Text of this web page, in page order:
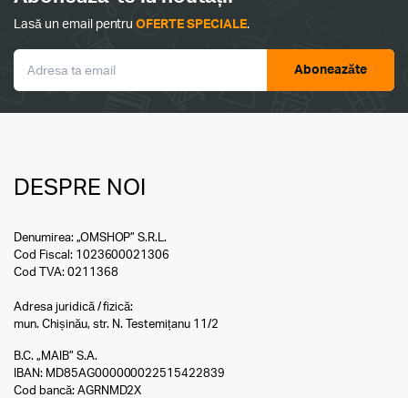
Lasă un email pentruOFERTE SPECIALE.
Aboneazăte
DESPRE NOI
Denumirea: „OMSHOP” S.R.L.
Cod Fiscal: 1023600021306
Cod TVA: 0211368
Adresa juridică / fizică:
mun. Chișinău, str. N. Testemițanu 11/2
B.C. „MAIB” S.A.
IBAN: MD85AG000000022515422839
Cod bancă: AGRNMD2X